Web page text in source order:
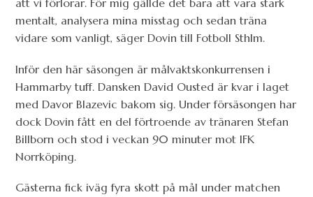
att vi förlorar. För mig gällde det bara att vara stark
mentalt, analysera mina misstag och sedan träna
vidare som vanligt, säger Dovin till Fotboll Sthlm.
Inför den här säsongen är målvaktskonkurrensen i
Hammarby tuff. Dansken David Ousted är kvar i laget
med Davor Blazevic bakom sig. Under försäsongen har
dock Dovin fått en del förtroende av tränaren Stefan
Billborn och stod i veckan 90 minuter mot IFK
Norrköping.
Gästerna fick iväg fyra skott på mål under matchen